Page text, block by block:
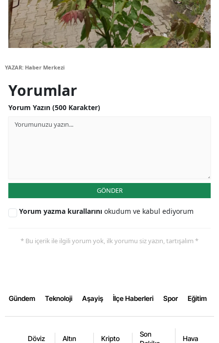
YAZAR: Haber Merkezi
Yorumlar
Yorum Yazın (500 Karakter)
GÖNDER
Yorum yazma kurallarını okudum ve kabul ediyorum
* Bu içerik ile ilgili yorum yok, ilk yorumu siz yazın, tartışalım *
Gündem Teknoloji Aşayiş İlçe Haberleri Spor Eğitim
Döviz Altın Kripto
Son
Hava